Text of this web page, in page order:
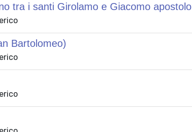
tra i santi Girolamo e Giacomo apostolo
Bartolomeo)